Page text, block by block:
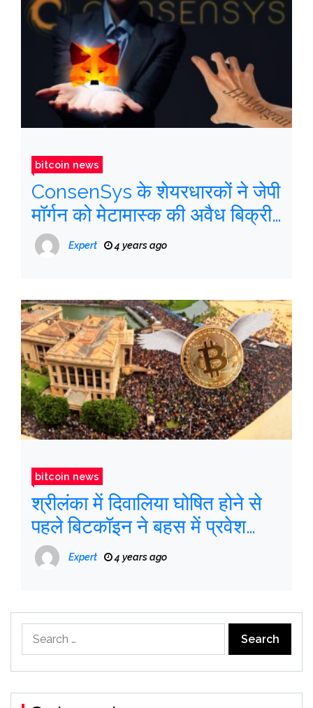
bitcoin news
ConsenSys के शेयरधारकों ने जेपी
मॉर्गन को मेटामास्क की अवैध बिक्री
की निंदा की
Expert 4 years ago
bitcoin news
श्रीलंका में दिवालिया घोषित होने से
पहले बिटकॉइन ने बहस में प्रवेश
किया
Expert 4 years ago